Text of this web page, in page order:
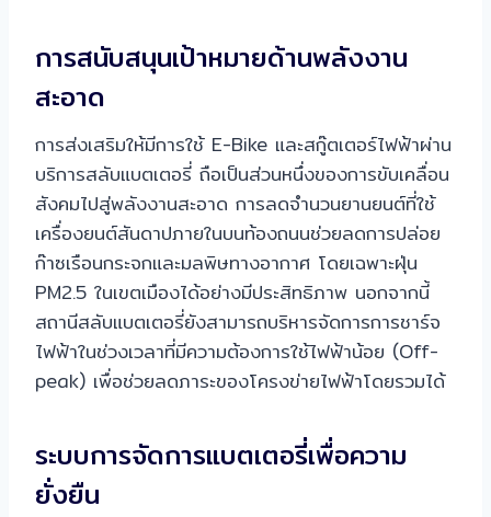
การสนับสนุนเป้าหมายด้านพลังงาน
สะอาด
การส่งเสริมให้มีการใช้ E-Bike และสกู๊ตเตอร์ไฟฟ้าผ่าน
บริการสลับแบตเตอรี่ ถือเป็นส่วนหนึ่งของการขับเคลื่อน
สังคมไปสู่พลังงานสะอาด การลดจำนวนยานยนต์ที่ใช้
เครื่องยนต์สันดาปภายในบนท้องถนนช่วยลดการปล่อย
ก๊าซเรือนกระจกและมลพิษทางอากาศ โดยเฉพาะฝุ่น
PM2.5 ในเขตเมืองได้อย่างมีประสิทธิภาพ นอกจากนี้
สถานีสลับแบตเตอรี่ยังสามารถบริหารจัดการการชาร์จ
ไฟฟ้าในช่วงเวลาที่มีความต้องการใช้ไฟฟ้าน้อย (Off-
peak) เพื่อช่วยลดภาระของโครงข่ายไฟฟ้าโดยรวมได้
ระบบการจัดการแบตเตอรี่เพื่อความ
ยั่งยืน